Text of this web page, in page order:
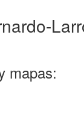
mapas: